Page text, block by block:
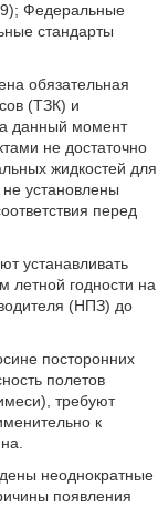
Федеральные
стандарты
обязательная
(ТЗК) и
данный момент
не достаточно
жидкостей для
установлены
перед
устанавливать
летной годности на
(НПЗ) до
посторонних
полетов
требуют
к
неоднократные
появления